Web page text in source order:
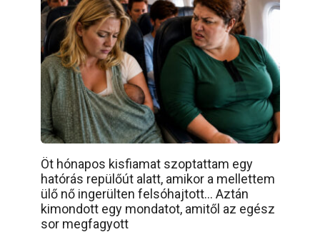
Öt hónapos kisfiamat szoptattam egy
hatórás repülőút alatt, amikor a mellettem
ülő nő ingerülten felsóhajtott… Aztán
kimondott egy mondatot, amitől az egész
sor megfagyott